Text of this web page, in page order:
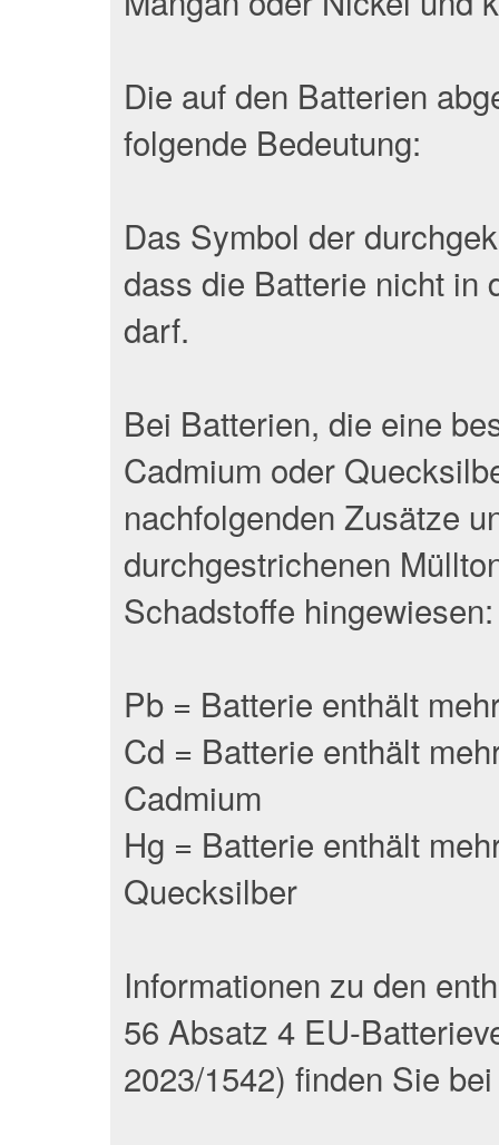
Die auf den Batterien
folgende Bedeutung:
Das Symbol der
dass die Batterie nicht in
darf.
Bei Batterien, die eine
Cadmium oder
nachfolgenden Zusätze
durchgestrichenen
Schadstoffe hingewiesen:
Pb = Batterie enthält
Cd = Batterie enthält
Cadmium
Hg = Batterie enthält
Quecksilber
Informationen zu den
56 Absatz 4 EU-
2023/1542) finden Sie